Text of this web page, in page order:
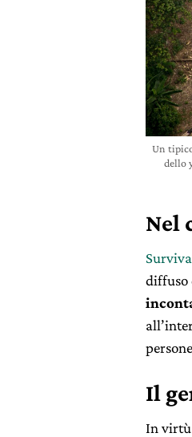
Un
dello
Nel
diffuso
Il
In virtù